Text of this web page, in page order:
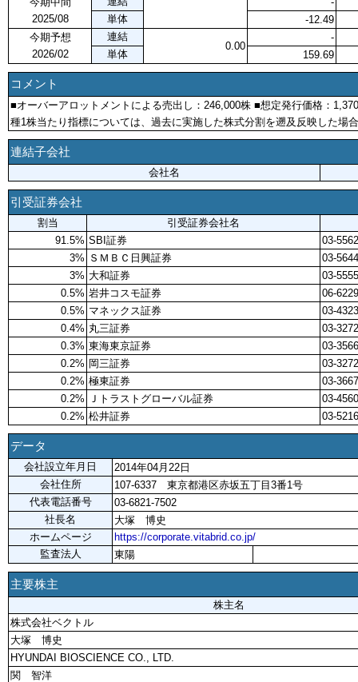
2025/08
単体
-12.49
今期予想
2026/02
連結
0.00
-
単体
159.69
コメント
■オーバーアロットメントによる売出し：246,000株 ■想定発行価格：
種1株当たり指標については、過去に実施した株式分割を遡及反映した場
連結子会社
会社名
引受証券会社
割当
引受証券会社名
91.5% SBI証券
03-
3% ＳＭＢＣ日興証券
03-
3% 大和証券
03-
0.5% 岩井コスモ証券
06-
0.5% マネックス証券
03-
0.4% 丸三証券
03-
0.3% 東海東京証券
03-
0.2% 岡三証券
03-
0.2% 極東証券
03-
0.2%
Ｊトラストグローバル証券
03-
0.2% 松井証券 03-
データ
会社設立年月日
2014年04月22日
会社住所
107-6337 東京都港区赤坂五丁目3番1号
代表電話番号
03-6821-7502
社長名
大塚 博史
ホームページ
https://corporate.vitabrid.co.jp/
監査法人
東陽
主要株主
株主名
株式会社ベクトル
大塚 博史
HYUNDAI BIOSCIENCE CO., LTD.
関 智洋